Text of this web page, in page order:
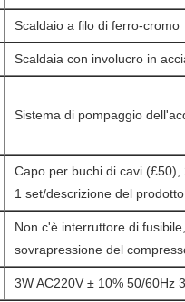
Scaldaio a filo di ferro-cromo
Scaldaia con involucro in
Sistema di pompaggio
Capo per buchi di cavi
1 set/descrizione del prodotto
Non c'è interruttore di
sovrapressione del
3W AC220V ± 10% 50/60Hz